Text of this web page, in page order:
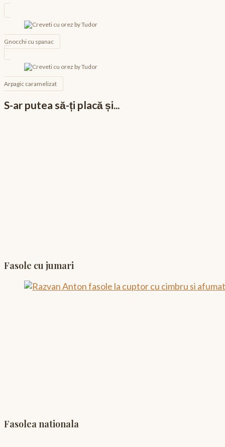
articole
Gnocchi cu spanac
Arpagic caramelizat
S-ar putea să-ți placă și...
Fasole cu jumari
Fasolea nationala